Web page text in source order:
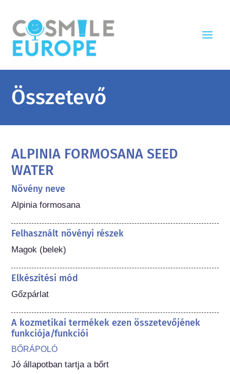
Összetevő
ALPINIA FORMOSANA SEED
WATER
Növény neve
Alpinia formosana
Felhasznált növényi részek
Magok (belek)
Elkészítési mód
Gőzpárlat
A kozmetikai termékek ezen összetevőjének
funkciója/funkciói
BŐRÁPOLÓ
Jó állapotban tartja a bőrt